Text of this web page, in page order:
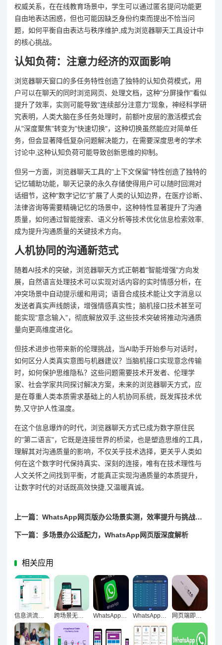
权威关系，在在线教育场景中，学生可以通过匿名提问功能更
自由地表达困惑，但也可能因缺乏身份约束而提出不恰当问
题，如何平衡自由表达与秩序维护,成为浏览器聊天工具设计中
的核心挑战。
认知负荷：注意力经济的双面影响
浏览器聊天窗口的多任务特性创造了独特的认知负荷模式，用
户可以在聊天的同时浏览网页、处理文档，这种"分屏操作"看似
提升了效率，实则可能导致"连续部分注意力"现象，神经科学研
究表明，人类大脑在多任务处理时，前额叶皮层的激活模式会
从"深度聚焦"转变为"快速切换"，这种切换虽然能应对简单任
务，但会显著降低复杂问题解决能力，在需要深度思考的学术
讨论中,这种认知负荷可能导致创新思维的抑制。
但另一方面，浏览器聊天工具的"上下文保留"特性创造了独特的
记忆辅助功能，聊天记录的永久存储使得用户可以随时回溯对
话细节，这种"数字记忆"扩展了人类的认知边界，在医疗诊断、
法律咨询等需要精确记忆的场景中，这种特性显著提升了沟通
质量，如何通过智能搜索、语义分析等技术优化信息检索效率,
成为提升沟通质量的关键技术方向。
人机协同的沟通新范式
随着AI技术的突破，浏览器聊天方式正朝着"智能增强"方向发
展，自然语言处理技术可以实现对话内容的实时情感分析，在
冲突场景中自动提示缓和用词；语音合成技术能让文字消息以
发送者真实声线朗读，增强情感真实性；脑机接口技术甚至可
能实现"意念输入"，彻底解放双手,这些技术突破将推动沟通质
量向更高维度进化。
但技术进步也带来新的伦理挑战，当AI助手开始参与对话时，
如何区分人类真实意图与机器建议？当脑机接口实现意念传输
时，如何保护思维隐私？这些问题需要技术开发者、伦理学
家、社会学家共同探讨解决方案，未来的浏览器聊天方式，应
是在尊重人类本质需求基础上的人机协同系统，既发挥技术优
势,又守护人性温度。
在这个信息爆炸的时代，浏览器聊天方式已成为数字原住民
的"第二语言"，它既是连接世界的桥梁，也是塑造思维的工具，
理解其对沟通质量的影响，不仅关乎技术选择，更关乎人类如
何在这个数字时代保持真实、深刻的连接，唯有在技术理性与
人文关怀之间找到平衡，才能真正实现沟通质量的本质提升，
让数字时代的对话既高效快捷,又温暖真诚。
上一篇：WhatsApp网页版办公场景实测，效率提升与挑战全景透视
下一篇：多场景办公适配力，WhatsApp网页版深度解析
相关应用
跨场景无界沟通，WhatsApp网页版多元场景适应性深度解析 WhatsApp网页版，跨设备沟通时代的效率革命与便利性探秘